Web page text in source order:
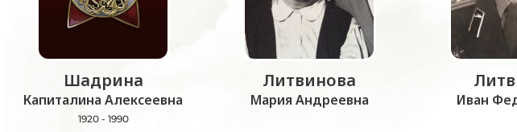
Шадрина
Капиталина Алексеевна
1920 - 1990
Литвинова
Мария Андреевна Иван